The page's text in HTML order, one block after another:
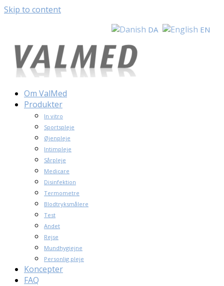
Skip to content
DA EN
Om ValMed
Produkter
In vitro
Sportspleje
Øjenpleje
Intimpleje
Sårpleje
Medicare
Disinfektion
Termometre
Blodtryksmålere
Test
Andet
Rejse
Mundhygiejne
Personlig pleje
Koncepter
FAQ